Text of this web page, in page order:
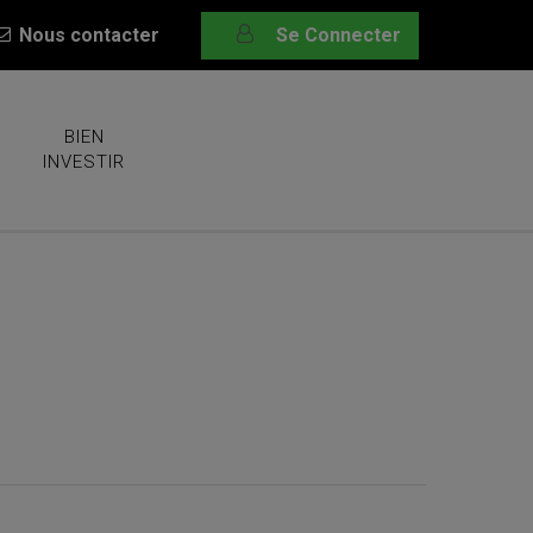
Nous contacter Se Connecter
BIEN
INVESTIR